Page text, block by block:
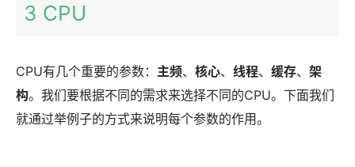
3 CPU
CPU有几个重要的参数： 主频、 核心、 线程、 缓存、 架
构。我们要根据不同的需求来选择不同的CPU。下面我们
就通过举例子的方式来说明每个参数的作用。